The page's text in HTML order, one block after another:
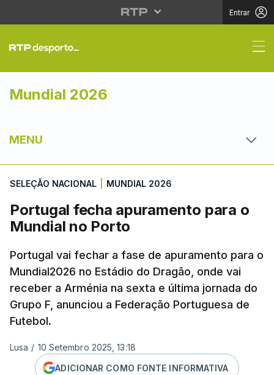
Entrar
Portugal fecha
Mundial 2026
MENU
SELEÇÃO NACIONAL MUNDIAL 2026
Portugal fecha apuramento para o
Mundial no Porto
Portugal vai fechar a fase de apuramento para o
Mundial2026 no Estádio do Dragão, onde vai
receber a Arménia na sexta e última jornada do
Grupo F, anunciou a Federação Portuguesa de
Futebol.
Lusa / 10 Setembro 2025, 13:18
ADICIONAR COMO FONTE INFORMATIVA